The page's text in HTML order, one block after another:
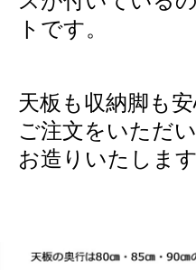
トです。
天板も収納脚も安
ご注文をいただ
お造りいたします